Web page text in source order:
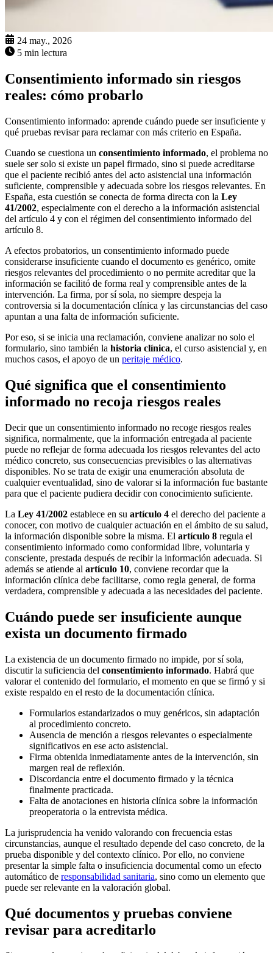
24 may., 2026
5 min lectura
Consentimiento informado sin riesgos
reales: cómo probarlo
Consentimiento informado: aprende cuándo puede ser insuficiente y
qué pruebas revisar para reclamar con más criterio en España.
Cuando se cuestiona un consentimiento informado, el problema no
suele ser solo si existe un papel firmado, sino si puede acreditarse
que el paciente recibió antes del acto asistencial una información
suficiente, comprensible y adecuada sobre los riesgos relevantes. En
España, esta cuestión se conecta de forma directa con la Ley
41/2002, especialmente con el derecho a la información asistencial
del artículo 4 y con el régimen del consentimiento informado del
artículo 8.
A efectos probatorios, un consentimiento informado puede
considerarse insuficiente cuando el documento es genérico, omite
riesgos relevantes del procedimiento o no permite acreditar que la
información se facilitó de forma real y comprensible antes de la
intervención. La firma, por sí sola, no siempre despeja la
controversia si la documentación clínica y las circunstancias del caso
apuntan a una falta de información suficiente.
Por eso, si se inicia una reclamación, conviene analizar no solo el
formulario, sino también la historia clínica, el curso asistencial y, en
muchos casos, el apoyo de un peritaje médico.
Qué significa que el consentimiento
informado no recoja riesgos reales
Decir que un consentimiento informado no recoge riesgos reales
significa, normalmente, que la información entregada al paciente
puede no reflejar de forma adecuada los riesgos relevantes del acto
médico concreto, sus consecuencias previsibles o las alternativas
disponibles. No se trata de exigir una enumeración absoluta de
cualquier eventualidad, sino de valorar si la información fue bastante
para que el paciente pudiera decidir con conocimiento suficiente.
La Ley 41/2002 establece en su artículo 4 el derecho del paciente a
conocer, con motivo de cualquier actuación en el ámbito de su salud,
la información disponible sobre la misma. El artículo 8 regula el
consentimiento informado como conformidad libre, voluntaria y
consciente, prestada después de recibir la información adecuada. Si
además se atiende al artículo 10, conviene recordar que la
información clínica debe facilitarse, como regla general, de forma
verdadera, comprensible y adecuada a las necesidades del paciente.
Cuándo puede ser insuficiente aunque
exista un documento firmado
La existencia de un documento firmado no impide, por sí sola,
discutir la suficiencia del consentimiento informado. Habrá que
valorar el contenido del formulario, el momento en que se firmó y si
existe respaldo en el resto de la documentación clínica.
Formularios estandarizados o muy genéricos, sin adaptación
al procedimiento concreto.
Ausencia de mención a riesgos relevantes o especialmente
significativos en ese acto asistencial.
Firma obtenida inmediatamente antes de la intervención, sin
margen real de reflexión.
Discordancia entre el documento firmado y la técnica
finalmente practicada.
Falta de anotaciones en historia clínica sobre la información
preoperatoria o la entrevista médica.
La jurisprudencia ha venido valorando con frecuencia estas
circunstancias, aunque el resultado depende del caso concreto, de la
prueba disponible y del contexto clínico. Por ello, no conviene
presentar la simple falta o insuficiencia documental como un efecto
automático de responsabilidad sanitaria, sino como un elemento que
puede ser relevante en la valoración global.
Qué documentos y pruebas conviene
revisar para acreditarlo